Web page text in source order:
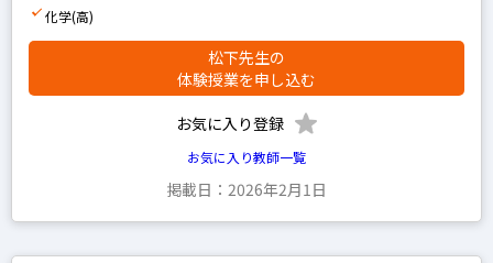
化学(高)
松下先生の
体験授業を申し込む
お気に入り登録
お気に入り教師一覧
掲載日：2026年2月1日